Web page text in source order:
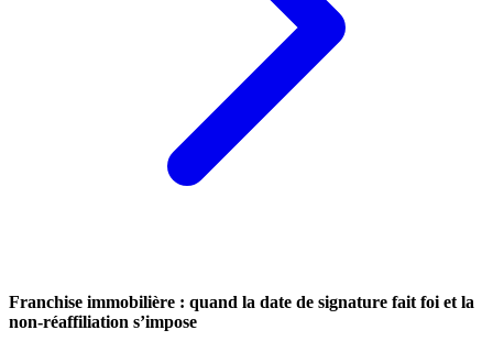
Franchise immobilière : quand la date de signature fait foi et la
non-réaffiliation s’impose